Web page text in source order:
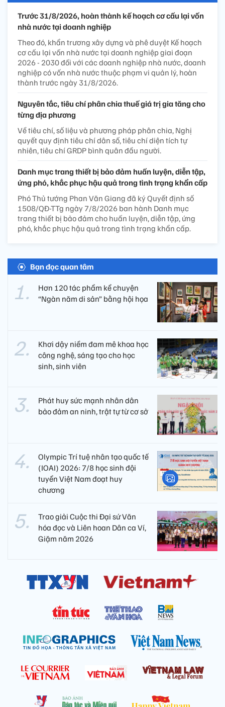
Trước 31/8/2026, hoàn thành kế hoạch cơ cấu lại vốn
nhà nước tại doanh nghiệp
Theo đó, khẩn trương xây dựng và phê duyệt Kế hoạch
cơ cấu lại vốn nhà nước tại doanh nghiệp giai đoạn
2026 - 2030 đối với các doanh nghiệp nhà nước, doanh
nghiệp có vốn nhà nước thuộc phạm vi quản lý, hoàn
thành trước ngày 31/8/2026.
Nguyên tắc, tiêu chí phân chia thuế giá trị gia tăng cho
từng địa phương
Về tiêu chí, số liệu và phương pháp phân chia, Nghị
quyết quy định tiêu chí dân số, tiêu chí diện tích tự
nhiên, tiêu chí GRDP bình quân đầu người.
Danh mục trang thiết bị bảo đảm huấn luyện, diễn tập,
ứng phó, khắc phục hậu quả trong tình trạng khẩn cấp
Phó Thủ tướng Phan Văn Giang đã ký Quyết định số
1508/QĐ-TTg ngày 7/8/2026 ban hành Danh mục
trang thiết bị bảo đảm cho huấn luyện, diễn tập, ứng
phó, khắc phục hậu quả trong tình trạng khẩn cấp.
Bạn đọc quan tâm
Hơn 120 tác phẩm kể chuyện
“Ngàn năm di sản” bằng hội họa
Khơi dậy niềm đam mê khoa học
công nghệ, sáng tạo cho học
sinh, sinh viên
Phát huy sức mạnh nhân dân
bảo đảm an ninh, trật tự từ cơ sở
Olympic Trí tuệ nhân tạo quốc tế
(IOAI) 2026: 7/8 học sinh đội
tuyển Việt Nam đoạt huy
chương
Trao giải Cuộc thi Đại sứ Văn
hóa đọc và Liên hoan Dân ca Ví,
Giặm năm 2026